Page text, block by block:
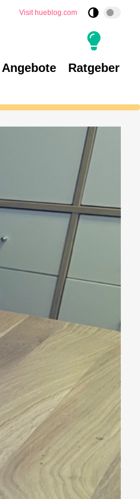
Visit hueblog.com
Angebote Ratgeber